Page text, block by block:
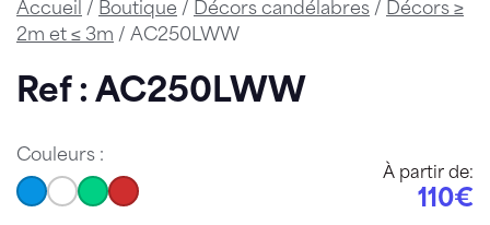
Accueil / Boutique / Décors candélabres / Décors ≥
2m et ≤ 3m / AC250LWW
Ref : AC250LWW
Couleurs :
À partir de:
110€